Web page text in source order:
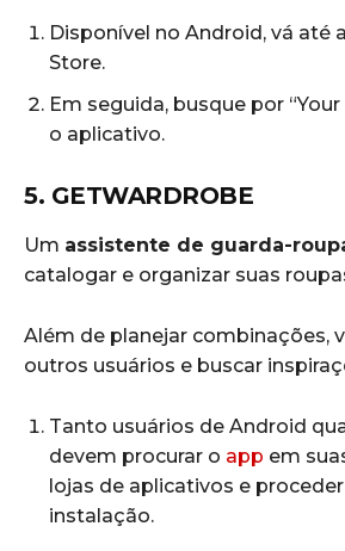
Disponível no Android, vá até
Store.
Em seguida, busque por
o aplicativo.
5. GETWARDROBE
Um assistente de guarda-
catalogar e organizar suas
Além de planejar combinações,
outros usuários e buscar
Tanto usuários de Android
devem procurar o app em
lojas de aplicativos e
instalação.